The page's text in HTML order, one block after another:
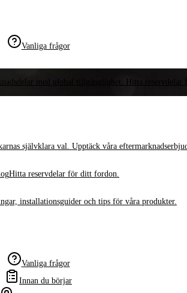
Vanliga frågor
med global tillgänglighet. Hitta reservdelar
självklara val. Upptäck våra
Hitta reservdelar för ditt fordon.
installationsguider och tips för våra produkter.
Vanliga frågor
Innan du börjar